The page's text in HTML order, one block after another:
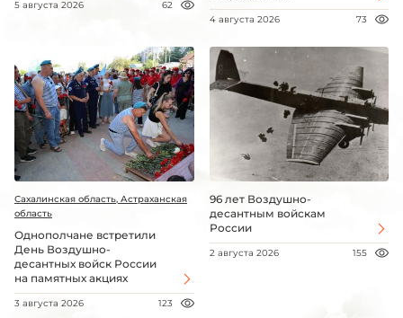
5 августа 2026 62
4 августа 2026 73
Сахалинская область, Астраханская
область
Однополчане встретили
День Воздушно-
десантных войск России
на памятных акциях
3 августа 2026 123
96 лет Воздушно-
десантным войскам
России
2 августа 2026 155